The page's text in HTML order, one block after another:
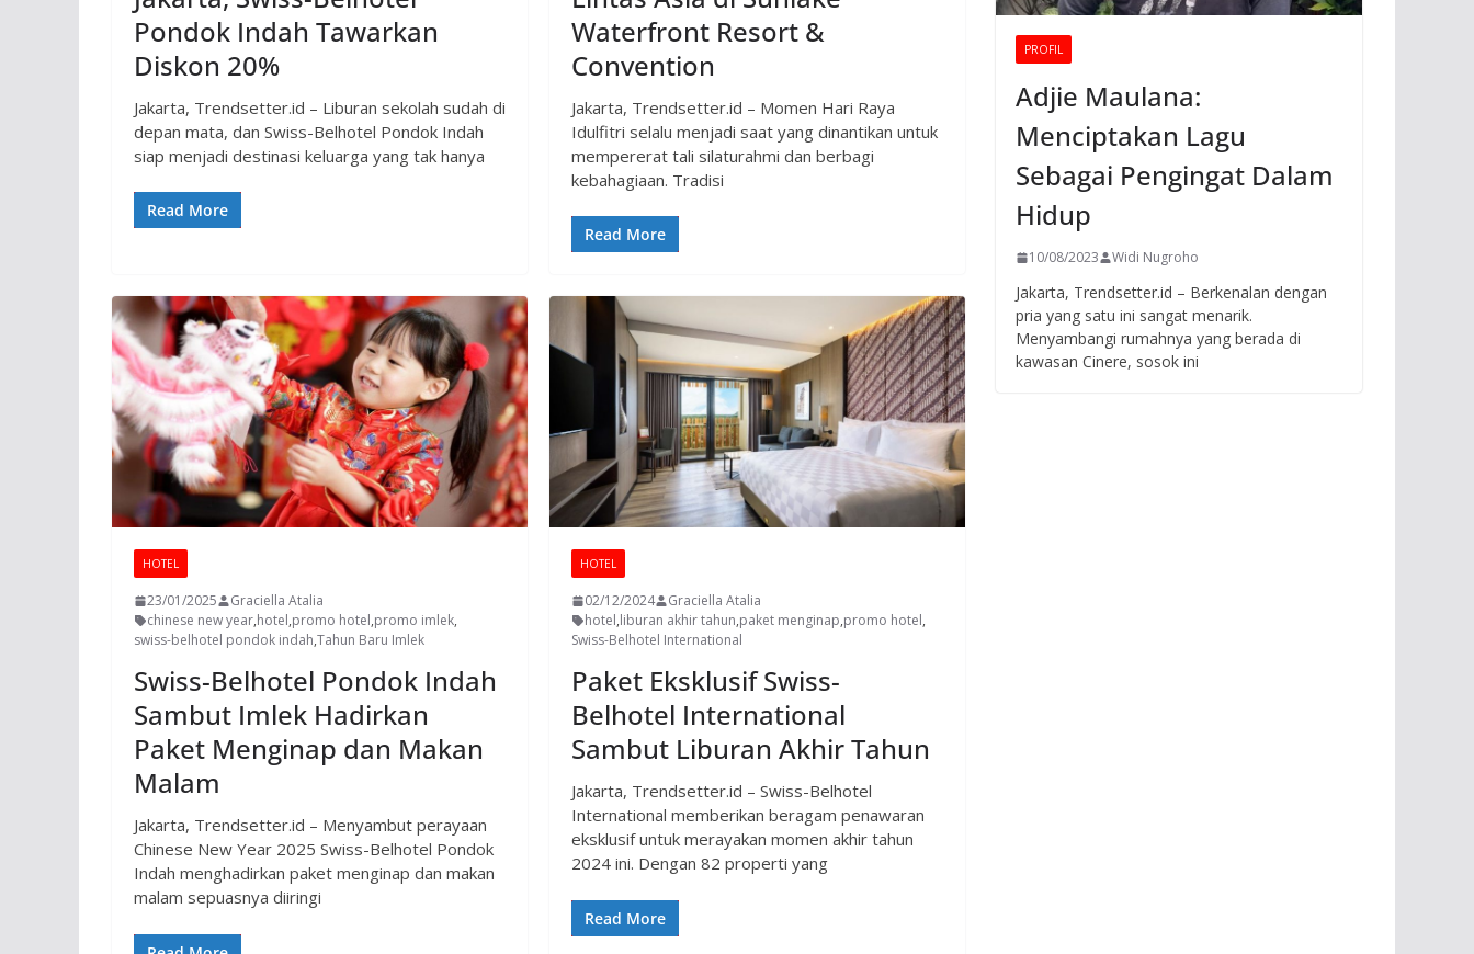
Pondok Indah Tawarkan
Diskon 20%
Jakarta, Trendsetter.id – Liburan sekolah sudah di
depan mata, dan Swiss-Belhotel Pondok Indah
siap menjadi destinasi keluarga yang tak hanya
Read More
Waterfront Resort &
Convention
Jakarta, Trendsetter.id – Momen Hari Raya
Idulfitri selalu menjadi saat yang dinantikan untuk
mempererat tali silaturahmi dan berbagi
kebahagiaan. Tradisi
Read More
HOTEL
23/01/2025
Graciella Atalia
chinese new year,hotel,promo hotel,promo imlek,
swiss-belhotel pondok indah,Tahun Baru Imlek
Swiss-Belhotel Pondok Indah
Sambut Imlek Hadirkan
Paket Menginap dan Makan
Malam
Jakarta, Trendsetter.id – Menyambut perayaan
Chinese New Year 2025 Swiss-Belhotel Pondok
Indah menghadirkan paket menginap dan makan
malam sepuasnya diiringi
HOTEL
02/12/2024
Graciella Atalia
hotel,liburan akhir tahun,paket menginap,promo hotel,
Swiss-Belhotel International
Paket Eksklusif Swiss-
Belhotel International
Sambut Liburan Akhir Tahun
Jakarta, Trendsetter.id – Swiss-Belhotel
International memberikan beragam penawaran
eksklusif untuk merayakan momen akhir tahun
2024 ini. Dengan 82 properti yang
Read More
PROFIL
Adjie Maulana:
Menciptakan Lagu
Sebagai Pengingat Dalam
Hidup
10/08/2023 Widi Nugroho
Jakarta, Trendsetter.id – Berkenalan dengan
pria yang satu ini sangat menarik.
Menyambangi rumahnya yang berada di
kawasan Cinere, sosok ini